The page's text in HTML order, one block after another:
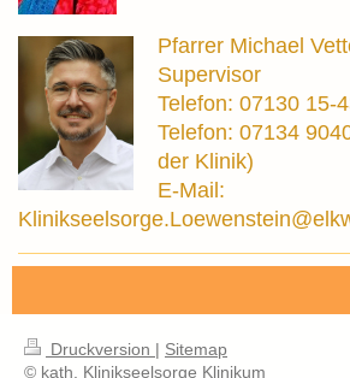
Pfarrer Michael
Supervisor
Telefon: 07130 15-
Telefon: 07134
der Klinik)
E-Mail:
Druckversion | Sitemap
© kath. Klinikseelsorge Klinikum